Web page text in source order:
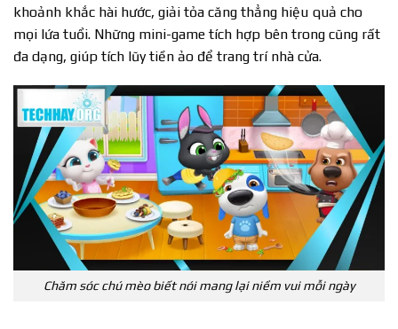
khoảnh khắc hài hước, giải tỏa căng thẳng hiệu quả cho
mọi lứa tuổi. Những mini-game tích hợp bên trong cũng rất
đa dạng, giúp tích lũy tiền ảo để trang trí nhà cửa.
Chăm sóc chú mèo biết nói mang lại niềm vui mỗi ngày